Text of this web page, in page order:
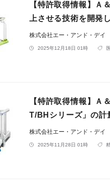
【特許取得情報】Ａ
上させる技術を開発
株式会社エー・アンド・デイ
2025年12月18日 01時
【特許取得情報】Ａ
T/BHシリーズ」の計
株式会社エー・アンド・デイ
2025年11月28日 01時